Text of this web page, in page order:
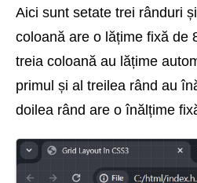
Aici sunt setate trei rânduri
coloană are o lățime fixă de
treia coloană au lățime
primul și al treilea rând au
doilea rând are o înălțime